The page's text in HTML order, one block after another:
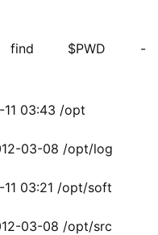
find $PWD -
03:43 /opt
03-08 /opt/log
03:21 /opt/soft
03-08 /opt/src